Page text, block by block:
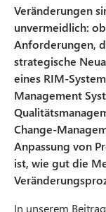
Veränderungen
unvermeidlich:
Anforderungen,
strategische
eines RIM-
Management
Change-
Anpassung von
ist, wie gut die
In unserem Beitrag